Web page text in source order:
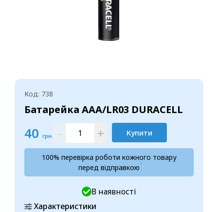
Код: 738
Батарейка AAA/LR03 DURACELL
40 грн. - + Купити
100% перевірка роботи кожного товару
перед відправкою
В наявності
Характеристики